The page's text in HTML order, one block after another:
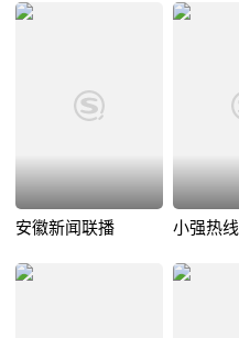
安徽新闻联播 小强热线